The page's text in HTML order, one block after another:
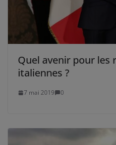
Quel avenir pour les
italiennes ?
7 mai 2019 0